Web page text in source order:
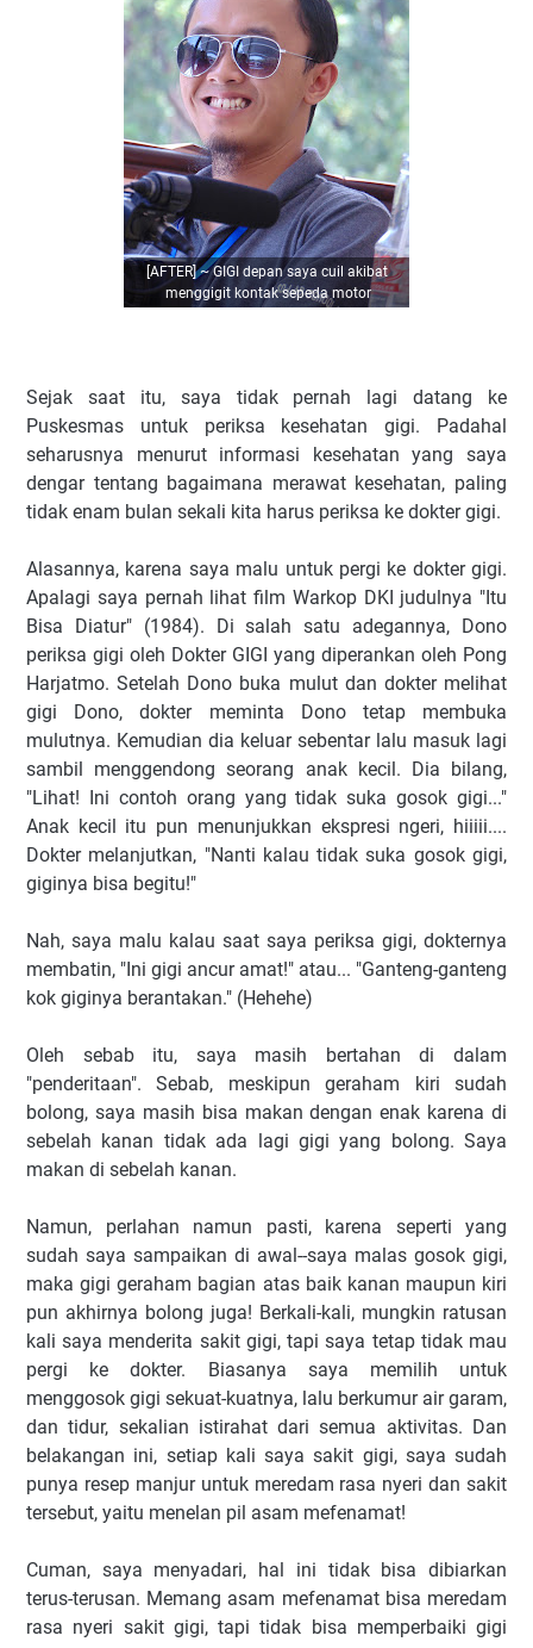
[AFTER] ~ GIGI depan saya cuil akibat
menggigit kontak sepeda motor
Sejak saat itu, saya tidak pernah lagi datang ke
Puskesmas untuk periksa kesehatan gigi. Padahal
seharusnya menurut informasi kesehatan yang saya
dengar tentang bagaimana merawat kesehatan, paling
tidak enam bulan sekali kita harus periksa ke dokter gigi.
Alasannya, karena saya malu untuk pergi ke dokter gigi.
Apalagi saya pernah lihat film Warkop DKI judulnya "Itu
Bisa Diatur" (1984). Di salah satu adegannya, Dono
periksa gigi oleh Dokter GIGI yang diperankan oleh Pong
Harjatmo. Setelah Dono buka mulut dan dokter melihat
gigi Dono, dokter meminta Dono tetap membuka
mulutnya. Kemudian dia keluar sebentar lalu masuk lagi
sambil menggendong seorang anak kecil. Dia bilang,
"Lihat! Ini contoh orang yang tidak suka gosok gigi..."
Anak kecil itu pun menunjukkan ekspresi ngeri, hiiiii....
Dokter melanjutkan, "Nanti kalau tidak suka gosok gigi,
giginya bisa begitu!"
Nah, saya malu kalau saat saya periksa gigi, dokternya
membatin, "Ini gigi ancur amat!" atau... "Ganteng-ganteng
kok giginya berantakan." (Hehehe)
Oleh sebab itu, saya masih bertahan di dalam
"penderitaan". Sebab, meskipun geraham kiri sudah
bolong, saya masih bisa makan dengan enak karena di
sebelah kanan tidak ada lagi gigi yang bolong. Saya
makan di sebelah kanan.
Namun, perlahan namun pasti, karena seperti yang
sudah saya sampaikan di awal--saya malas gosok gigi,
maka gigi geraham bagian atas baik kanan maupun kiri
pun akhirnya bolong juga! Berkali-kali, mungkin ratusan
kali saya menderita sakit gigi, tapi saya tetap tidak mau
pergi ke dokter. Biasanya saya memilih untuk
menggosok gigi sekuat-kuatnya, lalu berkumur air garam,
dan tidur, sekalian istirahat dari semua aktivitas. Dan
belakangan ini, setiap kali saya sakit gigi, saya sudah
punya resep manjur untuk meredam rasa nyeri dan sakit
tersebut, yaitu menelan pil asam mefenamat!
Cuman, saya menyadari, hal ini tidak bisa dibiarkan
terus-terusan. Memang asam mefenamat bisa meredam
rasa nyeri sakit gigi, tapi tidak bisa memperbaiki gigi